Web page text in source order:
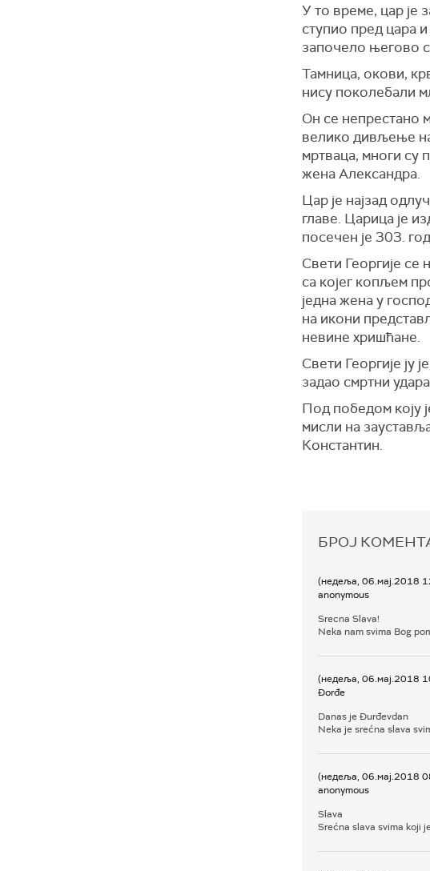
У то време, цар је
ступио пред цара
започело његово
Тамница, окови,
нису поколебали
Он се непрестано
велико дивљење
мртваца, многи су
жена Александра.
Цар је најзад
главе. Царица је
посечен је 303.
Свети Георгије се
са којег копљем
једна жена у
на икони
невине хришћане.
Свети Георгије ју
задао смртни
Под победом коју
мисли на
Константин.
БРОЈ
(недеља, 06.мај.2018
anonymous
Srecna Slava!
Neka nam svima Bog
(недеља, 06.мај.2018
Đorđe
Danas je Đurđevdan
Neka je srećna slava
(недеља, 06.мај.2018
anonymous
Slava
Srećna slava svima koji